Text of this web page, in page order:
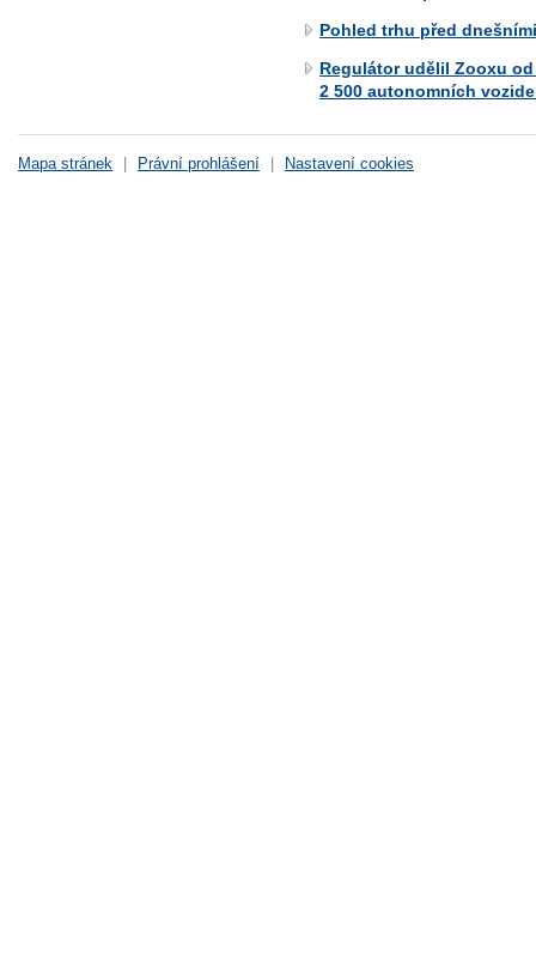
Pohled trhu před
Regulátor udělil Zooxu
2 500 autonomních
Mapa stránek | Právní prohlášení | Nastavení cookies